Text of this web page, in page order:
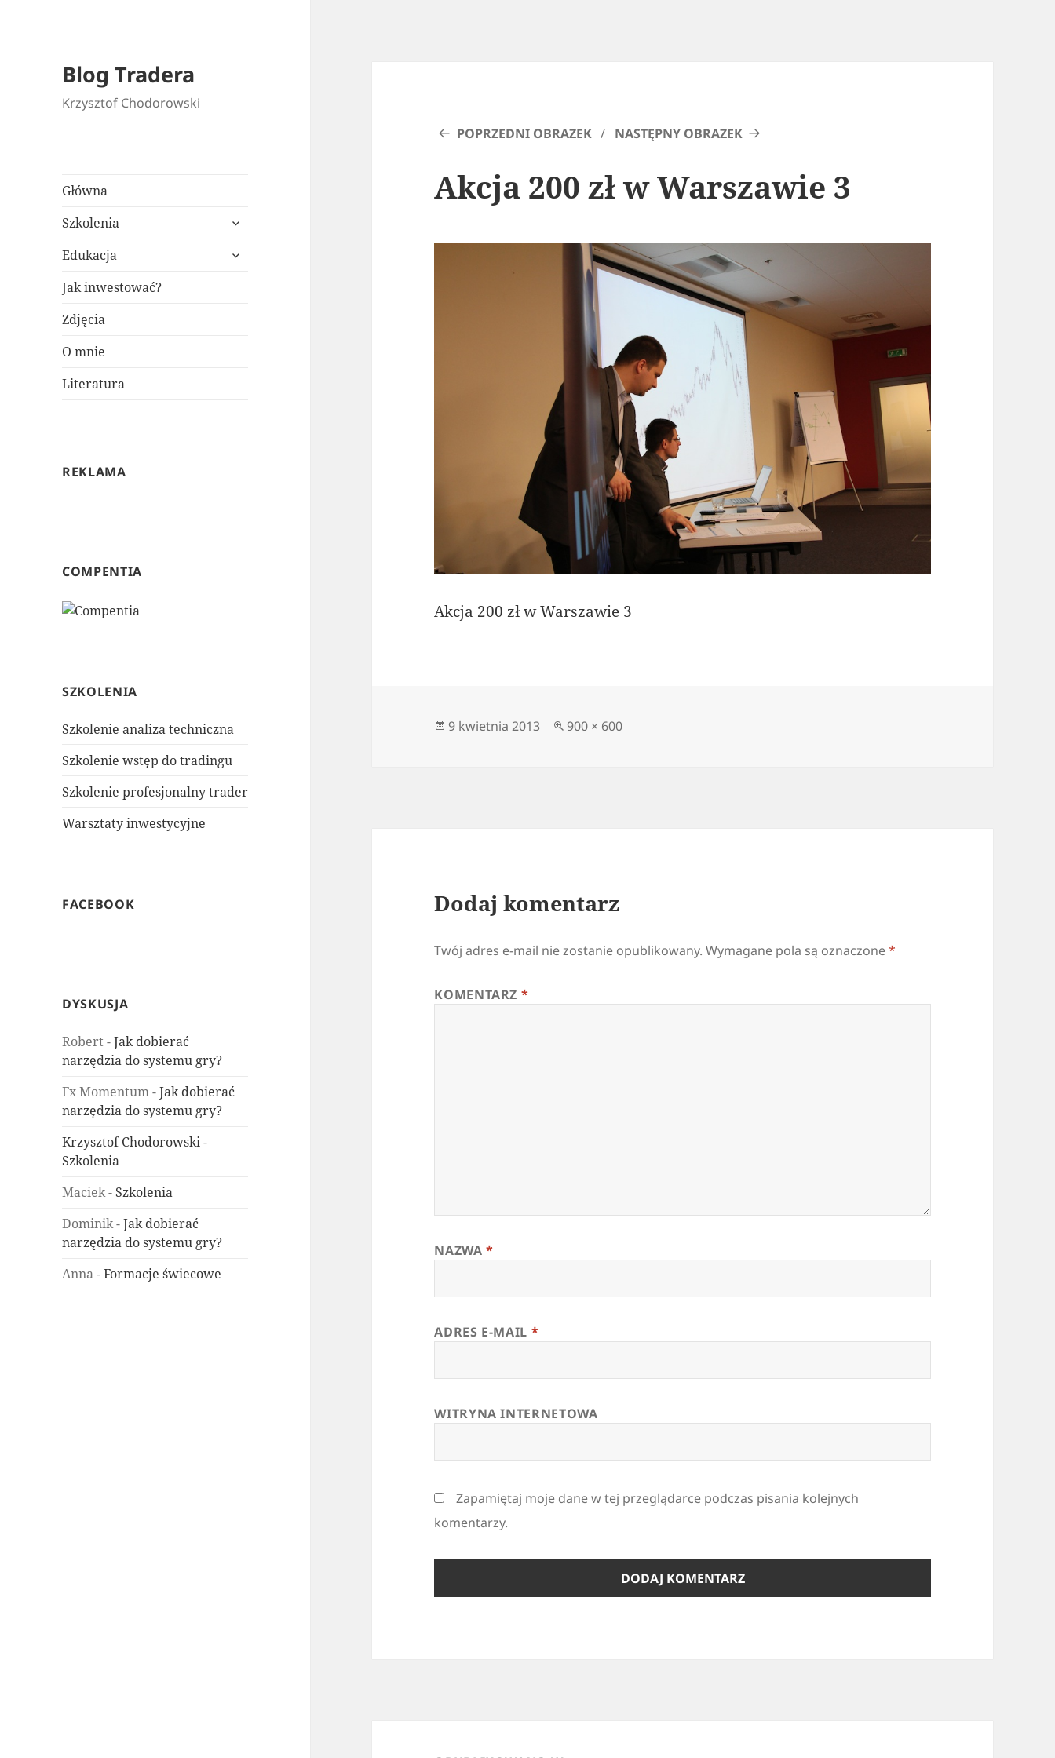
Blog Tradera
Krzysztof Chodorowski
Główna
Szkolenia
rozwiń
potomne
Edukacja
rozwiń
Jak inwestować?
Zdjęcia
O mnie
Literatura
REKLAMA
COMPENTIA
SZKOLENIA
Szkolenie analiza techniczna
Szkolenie wstęp do tradingu
Szkolenie profesjonalny trader
Warsztaty inwestycyjne
FACEBOOK
DYSKUSJA
Robert-Jak dobierać
narzędzia do systemu gry?
Fx Momentum-Jak dobierać
narzędzia do systemu gry?
Krzysztof Chodorowski-
Szkolenia
Maciek- Szkolenia
Dominik-Jak dobierać
narzędzia do systemu gry?
Anna-Formacje świecowe
POPRZEDNI OBRAZEK NASTĘPNY OBRAZEK
Akcja 200 zł w Warszawie 3
Akcja 200 zł w Warszawie 3
Data
9 kwietnia 2013
Pełny
900 × 600
Dodaj komentarz
Twój adres e-mail nie zostanie opublikowany. Wymagane pola są oznaczone*
KOMENTARZ *
NAZWA*
ADRES E-MAIL *
WITRYNA INTERNETOWA
Zapamiętaj moje dane w tej przeglądarce podczas pisania kolejnych
komentarzy.